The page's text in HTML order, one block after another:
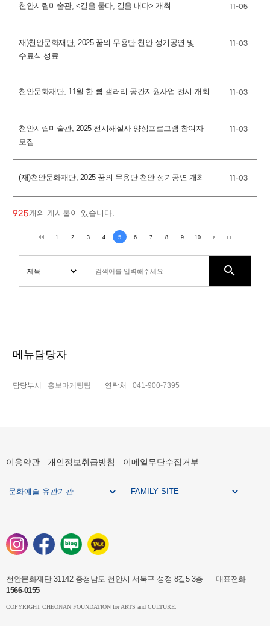
천안시립미술관, <길을 묻다, 길을 내다> 개최 11-05
재)천안문화재단, 2025 꿈의 무용단 천안 정기공연 및
수료식 성료
11-03
천안문화재단, 11월 한 뼘 갤러리 공간지원사업 전시 개최 11-03
천안시립미술관, 2025 전시해설사 양성프로그램 참여자
모집
11-03
(재)천안문화재단, 2025 꿈의 무용단 천안 정기공연 개최 11-03
925개의 게시물이 있습니다.
1 2 3 4 5 6 7 8 9 10
search
메뉴담당자
담당부서 홍보마케팅팀 연락처 041-900-7395
이용약관 개인정보취급방침 이메일무단수집거부
천안문화재단 31142 충청남도 천안시 서북구 성정 8길5 3층 대표전화
1566-0155
COPYRIGHT CHEONAN FOUNDATION for ARTS and CULTURE.